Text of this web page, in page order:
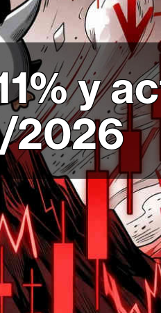
y
2026